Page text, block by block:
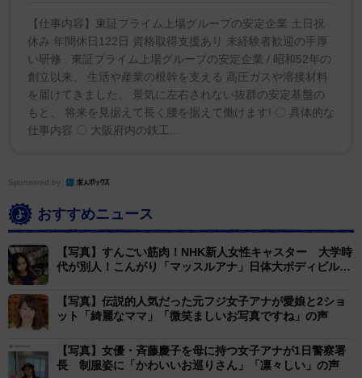
【仕事内容】東証プライム上場グループの安定企業 土日祝
休み 年間休日122日 資格取得支援あり 未経験者歓迎の手厚
い研修 . 東証プライム上場グループの安定企業./ 昭和52年の
創立以来、 生活や産業の根幹を支える 高圧ガスや溶接材料
を届けてきました。 景気に左右されない抜群の安定基盤の
もと、 将来を見据えて長く腰を据えて働けます! 〇 具体的な
仕事内容 〇 大阪府内の鉄工...
Sponsored by
おすすめニュース
【写真】すんごい筋肉！NHK新人女性キャスター 大学時
代が別人！こんがり「マッスルアナ」日体大ボディビル部
【写真】伝説的人気だった元フジ女子アナが愛娘と2ショ
ット「綺麗なママ」「微笑ましいお写真ですね」の声
【写真】女優・斉藤慶子を母に持つ女子アナが1日警察署
長 制服姿に「かわいいお巡りさん」「凛々しい」の声